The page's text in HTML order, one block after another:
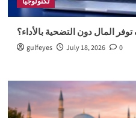
المال دون التضحية بالأداء؟
gulfeyes July 18, 2026 0